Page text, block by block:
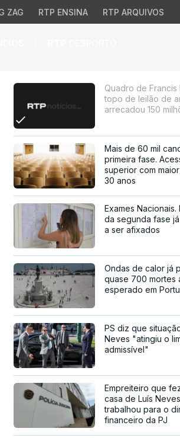
ZAG RTP ENSINA RTP ARQUIVOS
de arte que
Quadro de Francis
topo de leilão de
arrecadou 150
Mais de 60 mil
primeira fase.
superior com
30 anos
Exames Nacionais.
da segunda fase
a ser afixados
Ondas de calor já
quase 700 mortes
esperado em
PS diz que
Neves "atingiu o
admissível"
Empreiteiro que
casa de Luís
trabalhou para o
financeiro da PJ